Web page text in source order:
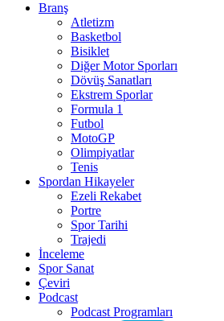
Branş
Atletizm
Basketbol
Bisiklet
Diğer Motor Sporları
Dövüş Sanatları
Ekstrem Sporlar
Formula 1
Futbol
MotoGP
Olimpiyatlar
Tenis
Spordan Hikayeler
Ezeli Rekabet
Portre
Spor Tarihi
Trajedi
İnceleme
Spor Sanat
Çeviri
Podcast
Podcast Programları